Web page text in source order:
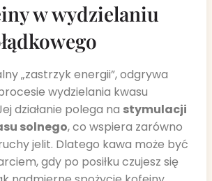
w wydzielaniu
„zastrzyk energii”, odgrywa
wydzielania kwasu
działanie polega na stymulacji
solnego, co wspiera zarówno
jelit. Dlatego kawa może być
gdy po posiłku czujesz się